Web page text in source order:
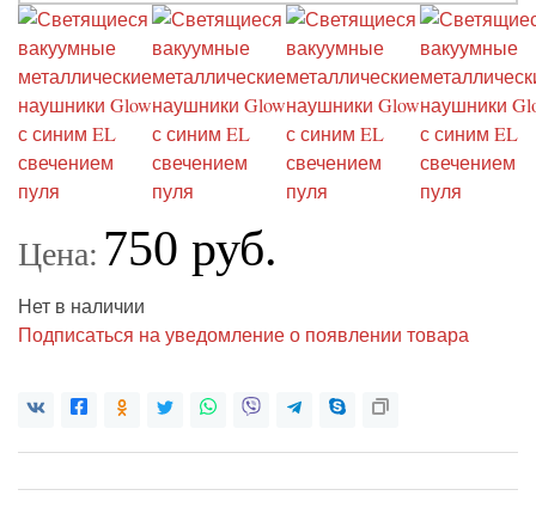
Цена: 750 руб.
Нет в наличии
Подписаться на уведомление о появлении товара